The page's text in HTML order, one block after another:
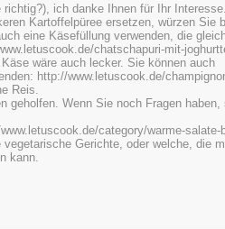
richtig?), ich danke Ihnen für Ihr
Kartoffelpüree ersetzen, würzen Sie
eine Käsefüllung verwenden, die
chatschapuri-mit-
wäre auch lecker. Sie können auch
http://www.letuscook.de/
Reis.
geholfen. Wenn Sie noch Fragen
category/warme-salate-
Gerichte, oder welche, die
kann.